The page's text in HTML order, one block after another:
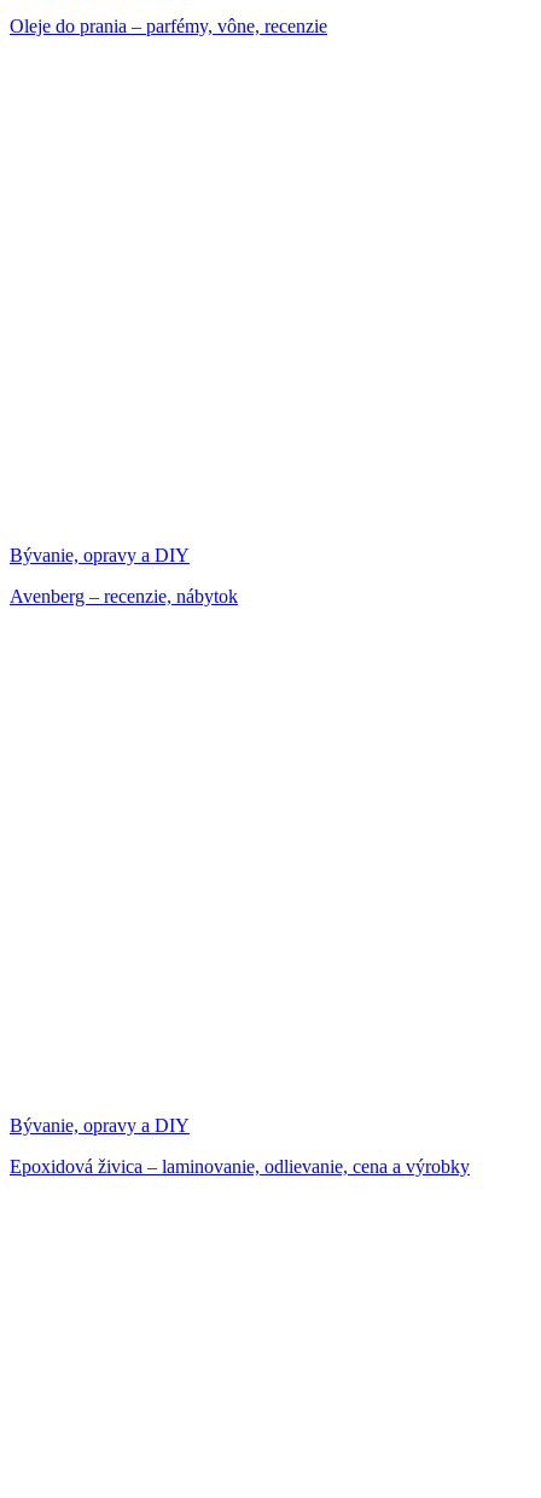
Oleje do prania – parfémy, vône, recenzie
Bývanie, opravy a DIY
Avenberg – recenzie, nábytok
Bývanie, opravy a DIY
Epoxidová živica – laminovanie, odlievanie, cena a výrobky